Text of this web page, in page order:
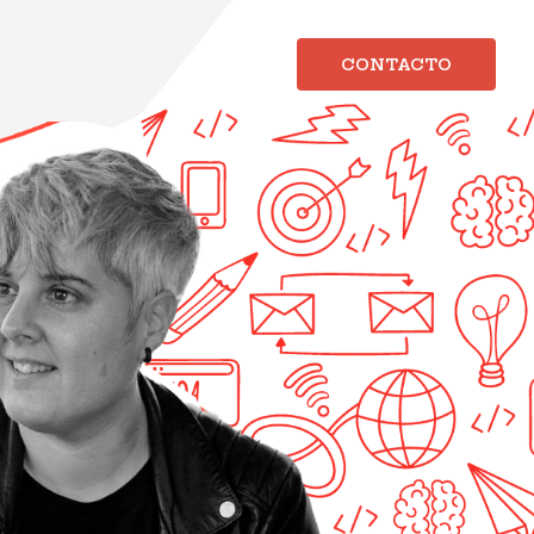
CONTACTO